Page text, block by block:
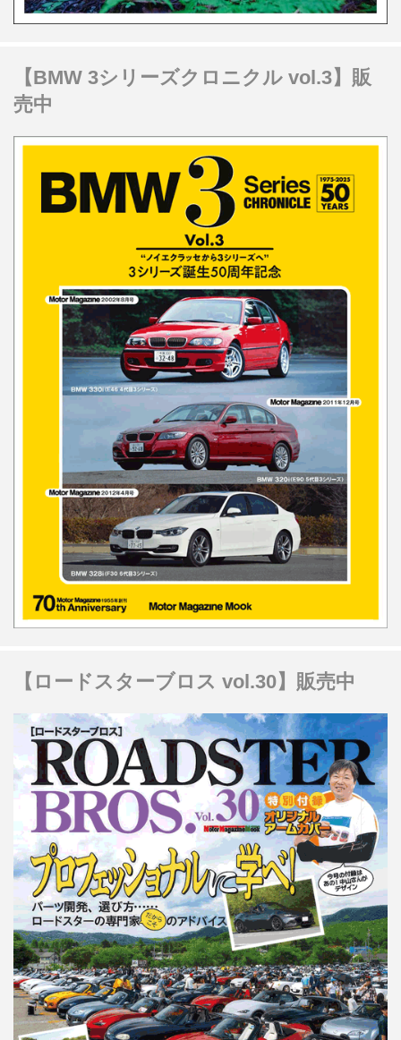
【BMW 3シリーズクロニクル vol.3】販
売中
【ロードスターブロス vol.30】販売中